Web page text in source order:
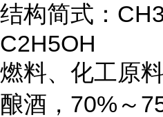
结构简式：
C2H5OH
燃料、化工原
酿酒，70%～